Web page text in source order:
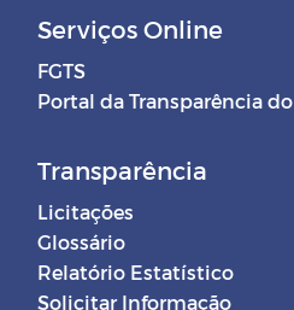
Serviços Online
FGTS
Portal da Transparência
Transparência
Licitações
Glossário
Relatório Estatístico
Solicitar Informação